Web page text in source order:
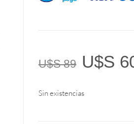
U$S89 U$S
Sin existencias